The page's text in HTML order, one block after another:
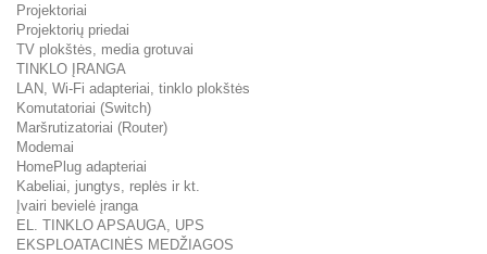
Projektoriai
Projektorių priedai
TV plokštės, media grotuvai
TINKLO ĮRANGA
LAN, Wi-Fi adapteriai, tinklo plokštės
Komutatoriai (Switch)
Maršrutizatoriai (Router)
Modemai
HomePlug adapteriai
Kabeliai, jungtys, replės ir kt.
Įvairi bevielė įranga
EL. TINKLO APSAUGA, UPS
EKSPLOATACINĖS MEDŽIAGOS